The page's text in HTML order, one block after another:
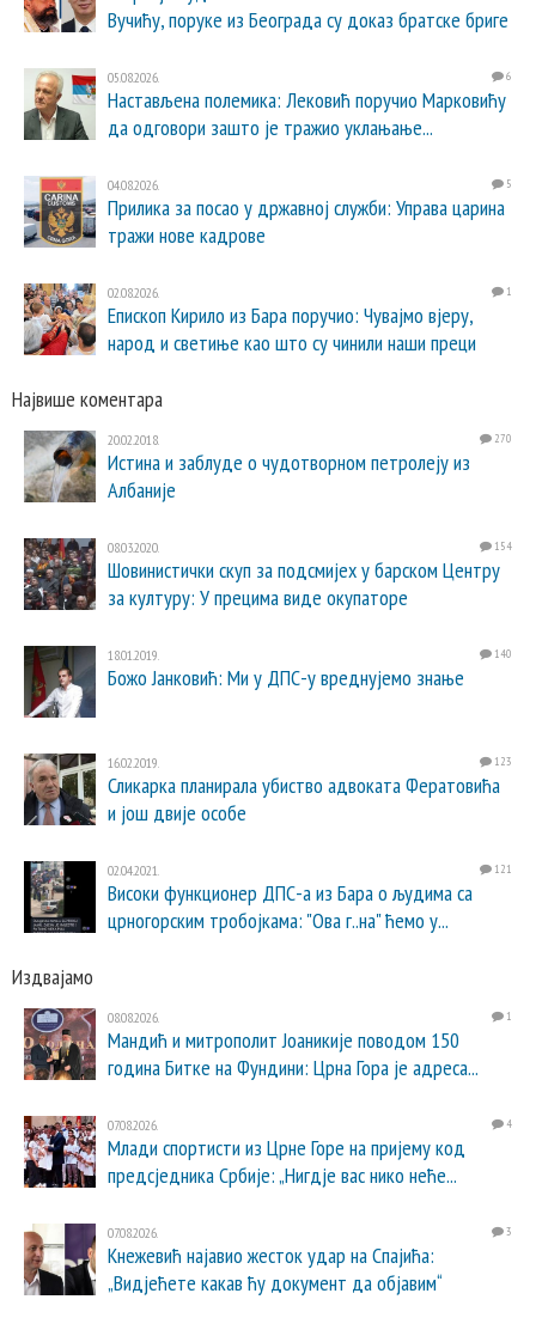
Вучићу, поруке из Београда су доказ братске бриге
05.08.2026. 6
Настављена полемика: Лековић поручио Марковићу
да одговори зашто је тражио уклањање...
04.08.2026. 5
Прилика за посао у државној служби: Управа царина
тражи нове кадрове
02.08.2026. 1
Епископ Кирило из Бара поручио: Чувајмо вјеру,
народ и светиње као што су чинили наши преци
Највише коментара
20.02.2018. 270
Истина и заблуде о чудотворном петролеју из
Албаније
08.03.2020. 154
Шовинистички скуп за подсмијех у барском Центру
за културу: У прецима виде окупаторе
18.01.2019. 140
Божо Јанковић: Ми у ДПС-у вреднујемо знање
16.02.2019. 123
Сликарка планирала убиство адвоката Фератовића
и још двије особе
02.04.2021. 121
Високи функционер ДПС-а из Бара о људима са
црногорским тробојкама: "Ова г..на" ћемо у...
Издвајамо
08.08.2026. 1
Мандић и митрополит Јоаникије поводом 150
година Битке на Фундини: Црна Гора је адреса...
07.08.2026. 4
Млади спортисти из Црне Горе на пријему код
предсједника Србије: „Нигдје вас нико неће...
07.08.2026. 3
Кнежевић најавио жесток удар на Спајића:
„Видјећете какав ћу документ да објавим“